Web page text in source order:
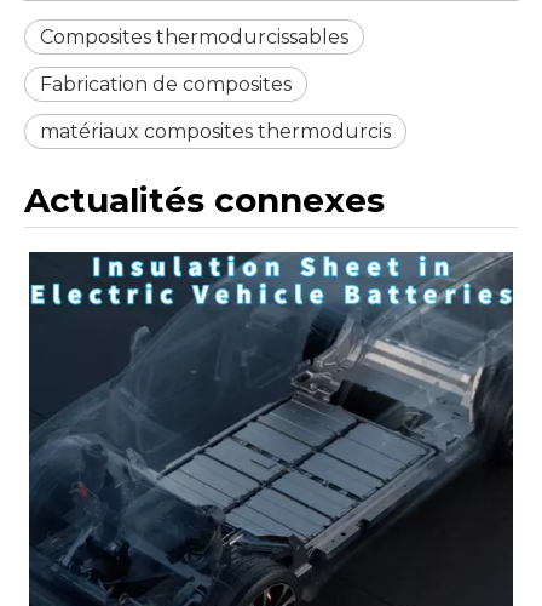
Composites thermodurcissables
Fabrication de composites
matériaux composites thermodurcis
Actualités connexes